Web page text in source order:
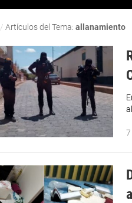
/Artículos del Tema:allanamiento